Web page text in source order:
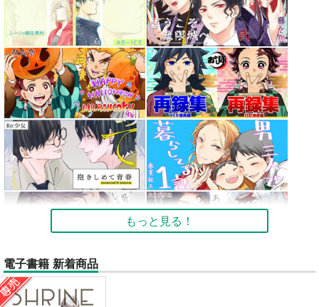
もっと見る！
電子書籍 新着商品